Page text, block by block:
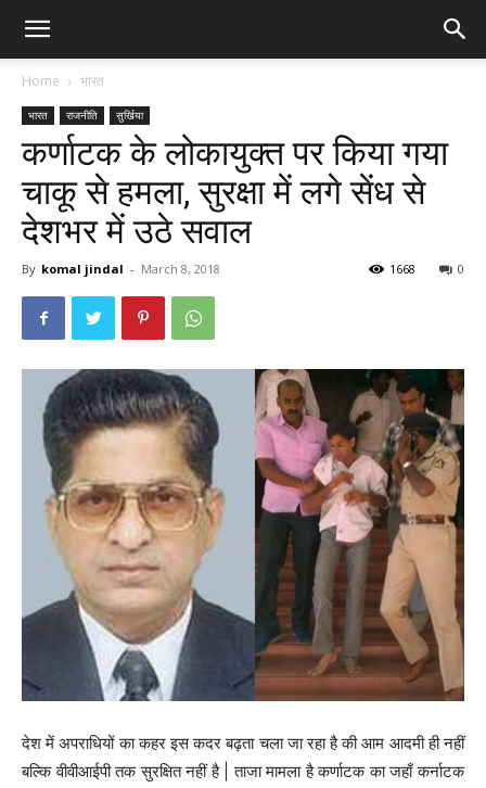
Home भारत
भारत राजनीति सुर्खिया
कर्णाटक के लोकायुक्त पर किया गया
चाकू से हमला, सुरक्षा में लगे सेंध से
देशभर में उठे सवाल
By komal jindal - March 8, 2018 0
1668
देश में अपराधियों का कहर इस कदर बढ़ता चला जा रहा है की आम आदमी ही नहीं
बल्कि वीवीआईपी तक सुरक्षित नहीं है | ताजा मामला है कर्णाटक का जहाँ कर्नाटक